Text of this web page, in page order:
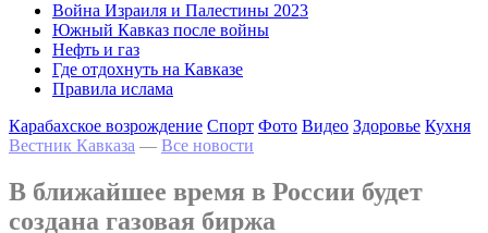
Война Израиля и Палестины 2023
Южный Кавказ после войны
Нефть и газ
Где отдохнуть на Кавказе
Правила ислама
Карабахское возрождение Спорт Фото Видео Здоровье Кухня
Вестник Кавказа — Все новости
В ближайшее время в России будет
создана газовая биржа